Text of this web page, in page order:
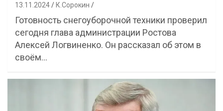
13.11.2024 К.Сорокин
Готовность снегоуборочной техники проверил
сегодня глава администрации Ростова
Алексей Логвиненко. Он рассказал об этом в
своём…